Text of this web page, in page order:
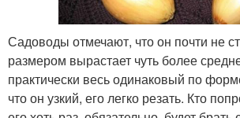
Садоводы отмечают, что он почти не
размером вырастает чуть более
практически весь одинаковый по
что он узкий, его легко резать. Кто